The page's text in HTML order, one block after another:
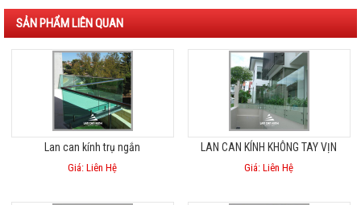
SẢN PHẨM LIÊN QUAN
Lan can kính trụ ngắn
Giá: Liên Hệ
LAN CAN KÍNH KHÔNG TAY VỊN
Giá: Liên Hệ